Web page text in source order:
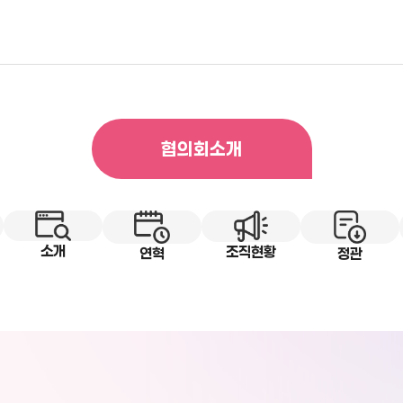
협의회소개
소개 연혁 조직현황 정관